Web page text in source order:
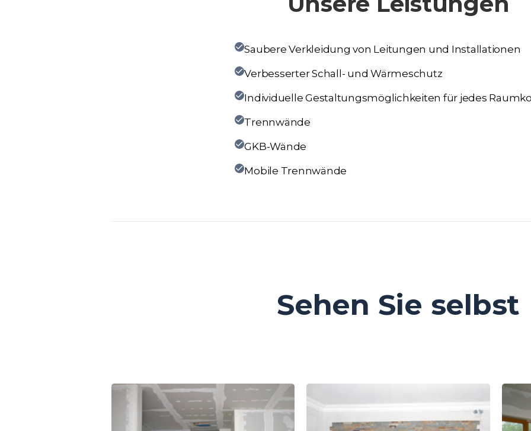
Saubere Verkleidung von Leitungen und Installationen
Verbesserter Schall- und Wärmeschutz
Individuelle Gestaltungsmöglichkeiten für jedes
Trennwände
GKB-Wände
Mobile Trennwände
Sehen Sie selbst